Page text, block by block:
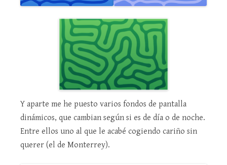
Y aparte me he puesto varios fondos de pantalla
dinámicos, que cambian según si es de día o de noche.
Entre ellos uno al que le acabé cogiendo cariño sin
querer (el de Monterrey).